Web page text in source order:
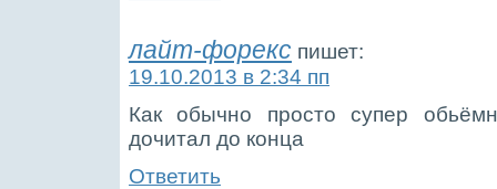
лайт-форекс пишет:
19.10.2013 в 2:34 пп
Как обычно просто супер
дочитал до конца
Ответить